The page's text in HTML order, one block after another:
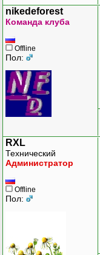
nikedeforest
Команда клуба
Offline
Пол:
RXL
Технический
Администратор
Offline
Пол: